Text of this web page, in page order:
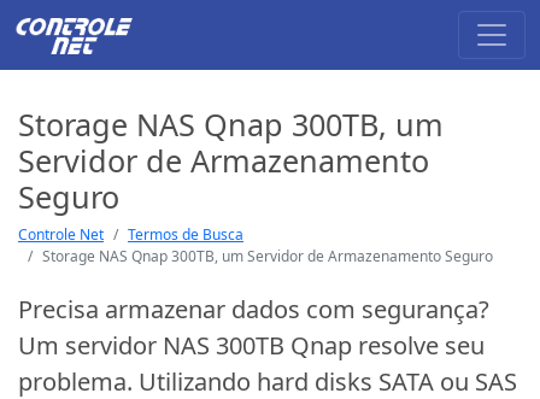
Storage NAS Qnap 300TB, um
Servidor de Armazenamento
Seguro
Controle Net
Termos de Busca
Storage NAS Qnap 300TB, um Servidor de Armazenamento Seguro
Precisa armazenar dados com segurança?
Um servidor NAS 300TB Qnap resolve seu
problema. Utilizando hard disks SATA ou SAS